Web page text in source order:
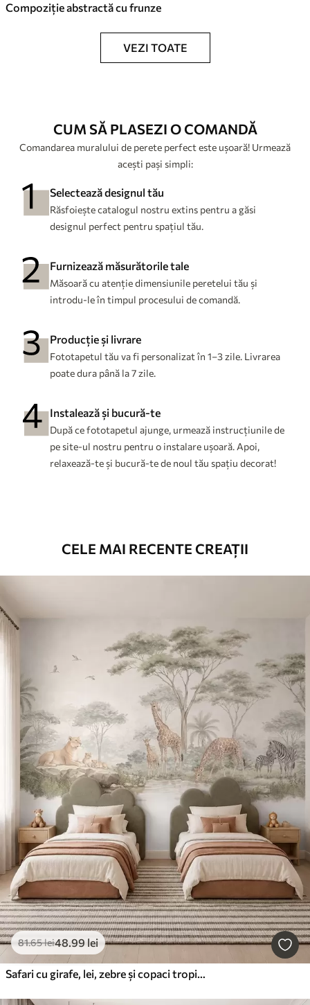
Compoziție abstractă cu frunze
VEZI TOATE
CUM SĂ PLASEZI O COMANDĂ
Comandarea muralului de perete perfect este ușoară! Urmează
acești pași simpli:
Selectează designul tău
Răsfoiește catalogul nostru extins pentru a găsi
designul perfect pentru spațiul tău.
Furnizează măsurătorile tale
Măsoară cu atenție dimensiunile peretelui tău și
introdu-le în timpul procesului de comandă.
Producție și livrare
Fototapetul tău va fi personalizat în 1–3 zile. Livrarea
poate dura până la 7 zile.
Instalează și bucură-te
După ce fototapetul ajunge, urmează instrucțiunile de
pe site-ul nostru pentru o instalare ușoară. Apoi,
relaxează-te și bucură-te de noul tău spațiu decorat!
CELE MAI RECENTE CREAȚII
81.65lei48.99 lei
Safari cu girafe, lei, zebre și copaci tropicali